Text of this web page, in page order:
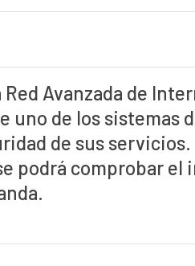
Avanzada de
de los sistemas
de sus
podrá comprobar el